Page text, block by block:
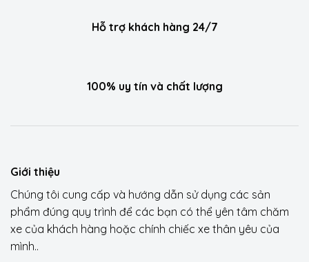
Hỗ trợ khách hàng 24/7
100% uy tín và chất lượng
Giới thiệu
Chúng tôi cung cấp và hướng dẫn sử dụng các sản
phẩm đúng quy trình để các bạn có thể yên tâm chăm
xe của khách hàng hoặc chính chiếc xe thân yêu của
mình..